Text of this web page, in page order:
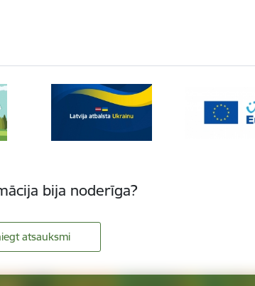
bija noderīga?
atsauksmi